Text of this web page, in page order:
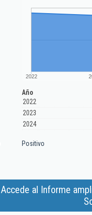
2022
Año
2022
2023
2024
Positivo
Accede al Informe